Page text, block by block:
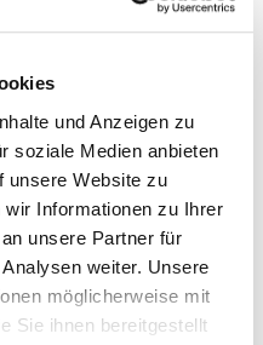
und Anzeigen zu
soziale Medien anbieten
unsere Website zu
Informationen zu Ihrer
unsere Partner für
weiter. Unsere
möglicherweise mit
Sie ihnen bereitgestellt
Richtig